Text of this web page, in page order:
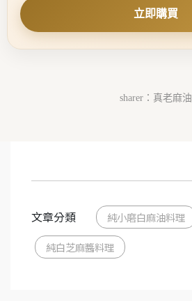
立即購買
sharer：真老麻油
文章分類 純小磨白麻油料理
純白芝麻醬料理